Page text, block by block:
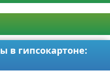
в гипсокартоне: